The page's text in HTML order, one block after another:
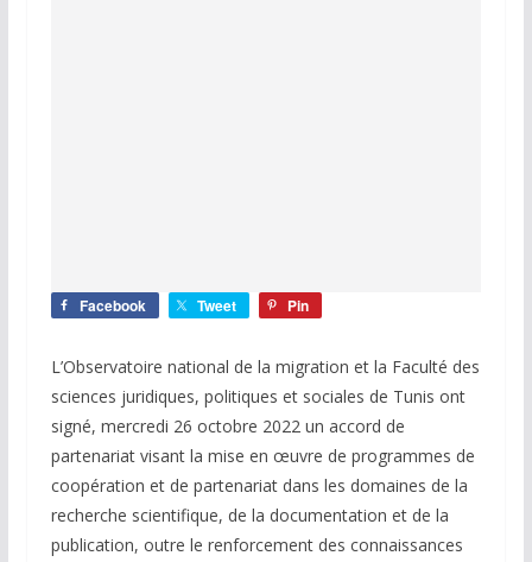
Facebook Tweet Pin
L’Observatoire national de la migration et la Faculté des
sciences juridiques, politiques et sociales de Tunis ont
signé, mercredi 26 octobre 2022 un accord de
partenariat visant la mise en œuvre de programmes de
coopération et de partenariat dans les domaines de la
recherche scientifique, de la documentation et de la
publication, outre le renforcement des connaissances